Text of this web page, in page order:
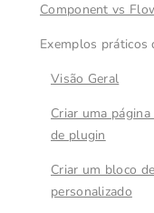
Component vs
Exemplos práticos
Visão Geral
Criar uma
de plugin
Criar um bloco
personalizado